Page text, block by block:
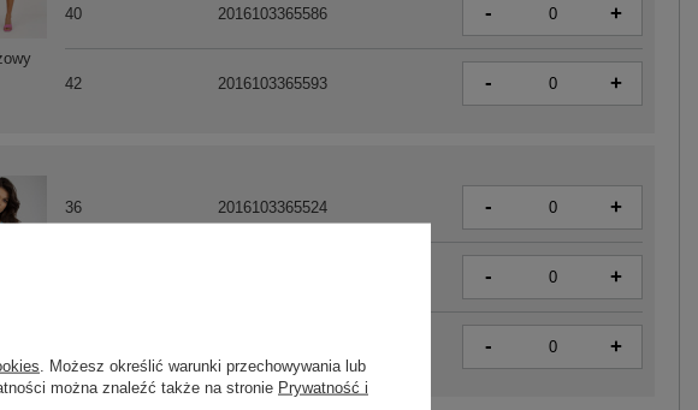
40 2016103365586 - +
42 2016103365593 - +
36 2016103365524 - +
- +
- +
. Możesz określić warunki przechowywania lub
można znaleźć także na stronie Prywatność i